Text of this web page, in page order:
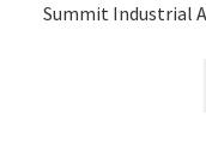
Summit Industrial